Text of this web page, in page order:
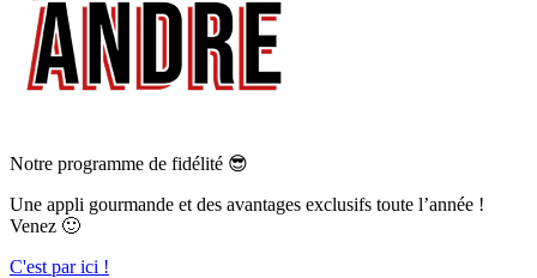
Notre programme de fidélité 😎
Une appli gourmande et des avantages exclusifs toute l’année !
Venez 🙂
C'est par ici !